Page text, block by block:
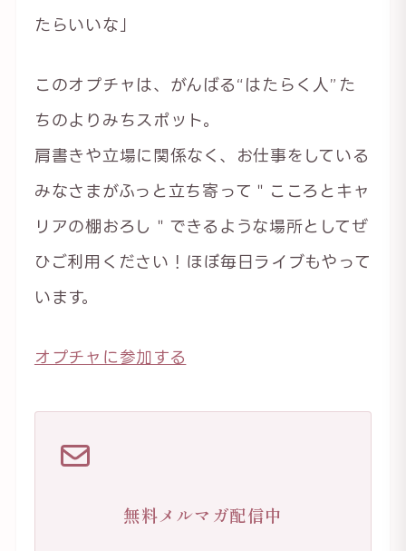
たらいいな」
このオプチャは、がんばる“はたらく人”た
ちのよりみちスポット。
肩書きや立場に関係なく、お仕事をしている
みなさまがふっと立ち寄って＂こころとキャ
リアの棚おろし＂できるような場所としてぜ
ひご利用ください！ほぼ毎日ライブもやって
います。
オプチャに参加する
無料メルマガ配信中